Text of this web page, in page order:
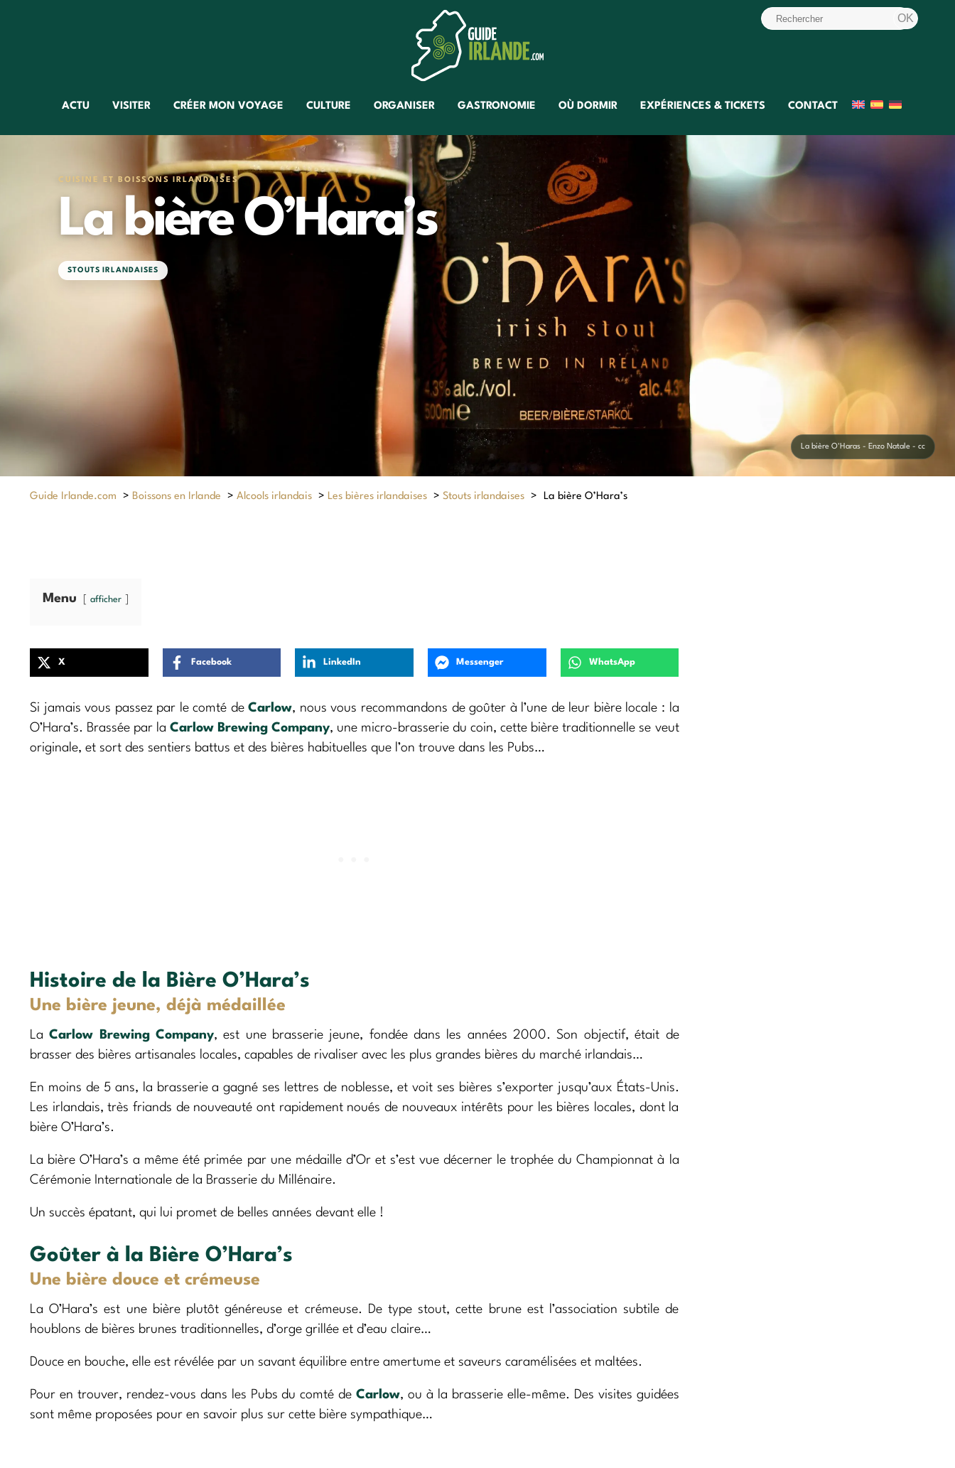
ACTU VISITER CRÉER MON VOYAGE CULTURE ORGANISER GASTRONOMIE OÙ DORMIR EXPÉRIENCES & TICKETS CONTACT
CUISINE ET BOISSONS IRLANDAISES
La bière O’Hara’s
STOUTS IRLANDAISES
La bière O'Haras - Enzo Natale - cc
Guide Irlande.com > Boissons en Irlande > Alcools irlandais > Les bières irlandaises > Stouts irlandaises > La bière O’Hara’s
Menu afficher
X Facebook LinkedIn Messenger WhatsApp
Si jamais vous passez par le comté deCarlow, nous vous recommandons de goûter à l’une de leur bière locale : la
O’Hara’s. Brassée par laCarlow Brewing Company, une micro-brasserie du coin, cette bière traditionnelle se veut
originale, et sort des sentiers battus et des bières habituelles que l’on trouve dans les Pubs…
Histoire de la Bière O’Hara’s
Une bière jeune, déjà médaillée
LaCarlow Brewing Company, est une brasserie jeune, fondée dans les années 2000. Son objectif, était de
brasser des bières artisanales locales, capables de rivaliser avec les plus grandes bières du marché irlandais…
En moins de 5 ans, la brasserie a gagné ses lettres de noblesse, et voit ses bières s’exporter jusqu’aux États-Unis.
Les irlandais, très friands de nouveauté ont rapidement noués de nouveaux intérêts pour les bières locales, dont la
bière O’Hara’s.
La bière O’Hara’s a même été primée par une médaille d’Or et s’est vue décerner le trophée du Championnat à la
Cérémonie Internationale de la Brasserie du Millénaire.
Un succès épatant, qui lui promet de belles années devant elle !
Goûter à la Bière O’Hara’s
Une bière douce et crémeuse
La O’Hara’s est une bière plutôt généreuse et crémeuse. De type stout, cette brune est l’association subtile de
houblons de bières brunes traditionnelles, d’orge grillée et d’eau claire…
Douce en bouche, elle est révélée par un savant équilibre entre amertume et saveurs caramélisées et maltées.
Pour en trouver, rendez-vous dans les Pubs du comté deCarlow, ou à la brasserie elle-même. Des visites guidées
sont même proposées pour en savoir plus sur cette bière sympathique…